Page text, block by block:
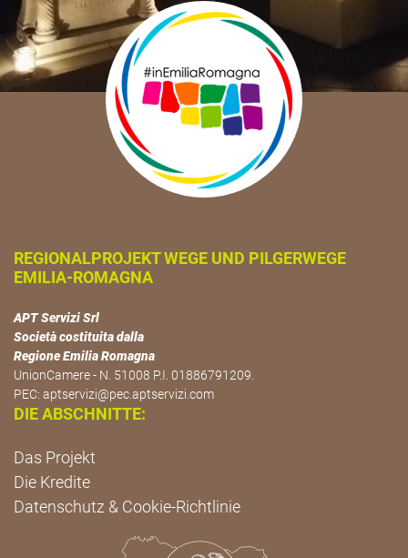
REGIONALPROJEKT WEGE UND PILGERWEGE
EMILIA-ROMAGNA
APT Servizi Srl
Società costituita dalla
Regione Emilia Romagna
UnionCamere - N. 51008 P.I. 01886791209.
PEC: aptservizi@pec.aptservizi.com
DIE ABSCHNITTE:
Das Projekt
Die Kredite
Datenschutz & Cookie-Richtlinie